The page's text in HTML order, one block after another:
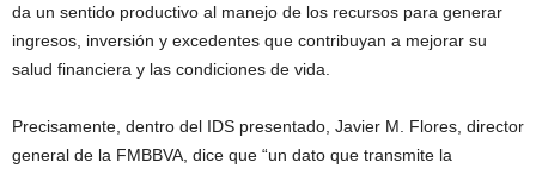
da un sentido productivo al manejo de los recursos para generar
ingresos, inversión y excedentes que contribuyan a mejorar su
salud financiera y las condiciones de vida.
Precisamente, dentro del IDS presentado, Javier M. Flores, director
general de la FMBBVA, dice que “un dato que transmite la